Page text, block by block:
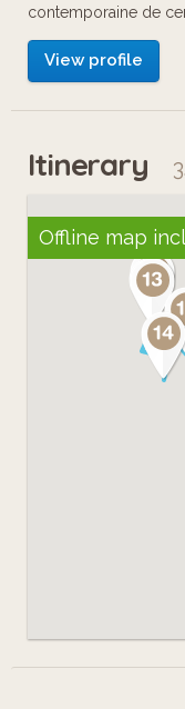
l’architecture
des Années 30.
contemporaine de
View profile
Itinerary
Offline map